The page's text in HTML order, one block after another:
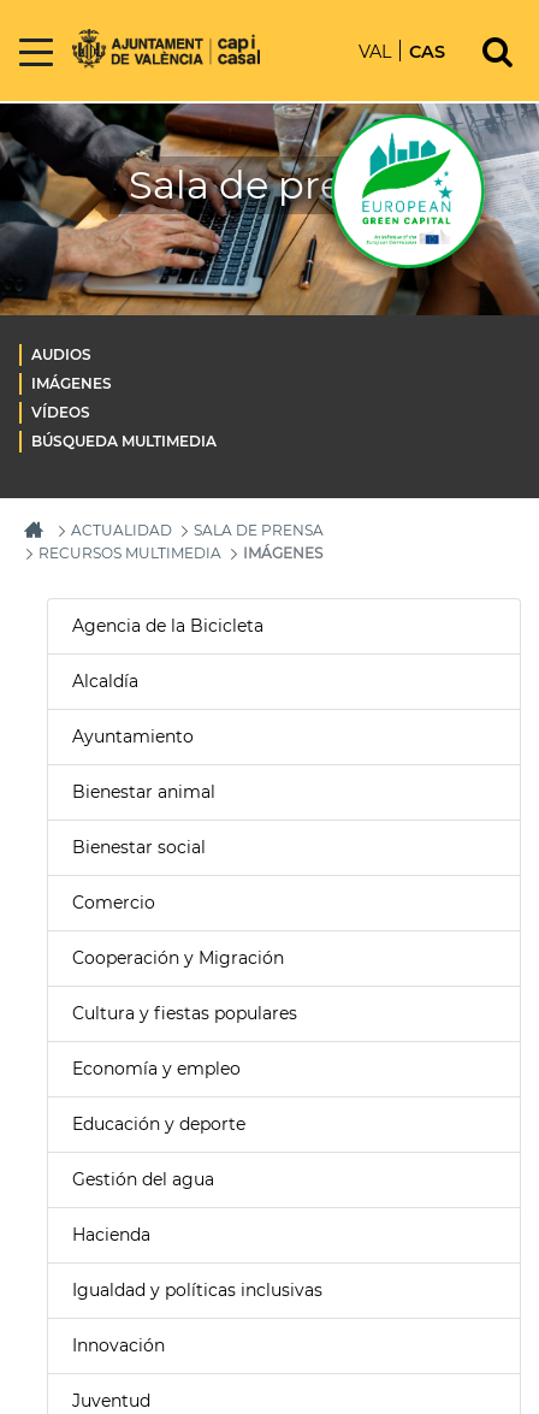
VAL CAS
Sala de prensa
AUDIOS
IMÁGENES
VÍDEOS
BÚSQUEDA MULTIMEDIA
ACTUALIDAD
SALA DE PRENSA
RECURSOS MULTIMEDIA
IMÁGENES
Agencia de la Bicicleta
Alcaldía
Ayuntamiento
Bienestar animal
Bienestar social
Comercio
Cooperación y Migración
Cultura y fiestas populares
Economía y empleo
Educación y deporte
Gestión del agua
Hacienda
Igualdad y políticas inclusivas
Innovación
Juventud